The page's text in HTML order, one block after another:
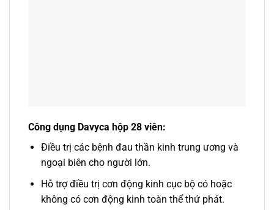
Công dụng Davyca hộp 28 viên:
Điều trị các bệnh đau thần kinh trung ương và
ngoại biên cho người lớn.
Hỗ trợ điều trị cơn động kinh cục bộ có hoặc
không có cơn động kinh toàn thể thứ phát.